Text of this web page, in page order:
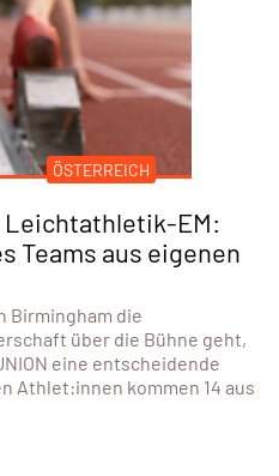
ÖSTERREICH
Leichtathletik-EM:
Teams aus eigenen
Birmingham die
über die Bühne geht,
eine entscheidende
Athlet:innen kommen 14 aus